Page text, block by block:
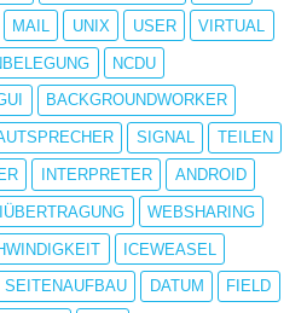
MAIL UNIX USER VIRTUAL
NCDU
BACKGROUNDWORKER
SIGNAL TEILEN
INTERPRETER ANDROID
WEBSHARING
ICEWEASEL
SEITENAUFBAU DATUM FIELD